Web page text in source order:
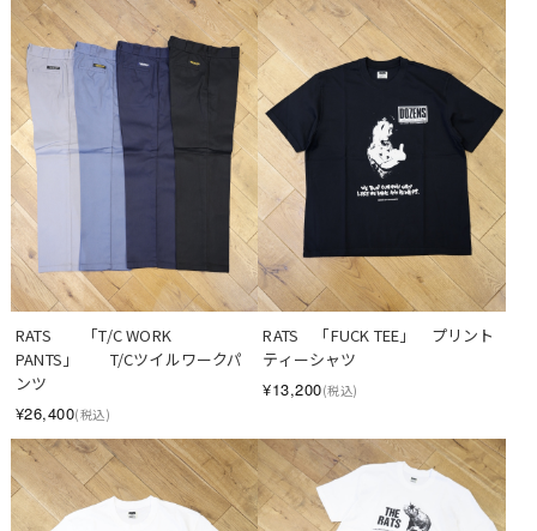
RATS　　「T/C WORK
PANTS」　　T/Cツイルワークパ
ンツ
¥26,400(税込)
RATS　「FUCK TEE」　プリント
ティーシャツ
¥13,200(税込)